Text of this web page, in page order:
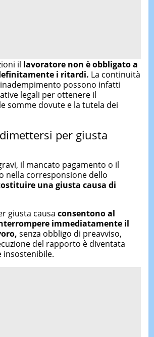
il lavoratore non è obbligato a
i ritardi. La continuità
possono infatti
legali per ottenere il
somme dovute e la tutela dei
per giusta
il mancato pagamento o il
nella corresponsione dello
una giusta causa di
giusta causa consentono al
immediatamente il
senza obbligo di preavviso,
del rapporto è diventata
insostenibile.